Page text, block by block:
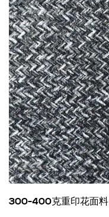
300-400克重印花面料